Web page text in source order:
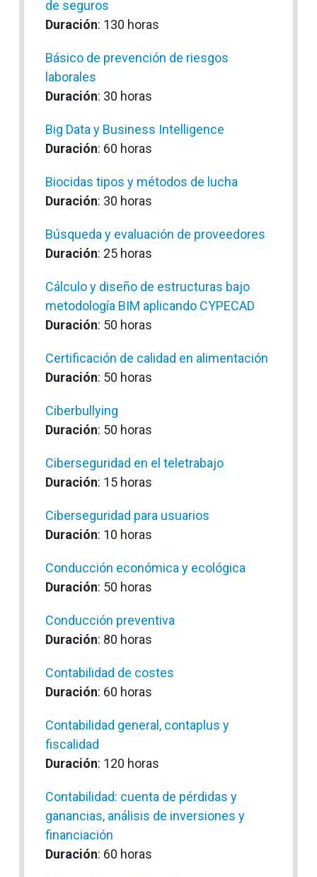
de seguros
Duración: 130 horas
Básico de prevención de riesgos
laborales
Duración: 30 horas
Big Data y Business Intelligence
Duración: 60 horas
Biocidas tipos y métodos de lucha
Duración: 30 horas
Búsqueda y evaluación de proveedores
Duración: 25 horas
Cálculo y diseño de estructuras bajo
metodología BIM aplicando CYPECAD
Duración: 50 horas
Certificación de calidad en alimentación
Duración: 50 horas
Ciberbullying
Duración: 50 horas
Ciberseguridad en el teletrabajo
Duración: 15 horas
Ciberseguridad para usuarios
Duración: 10 horas
Conducción económica y ecológica
Duración: 50 horas
Conducción preventiva
Duración: 80 horas
Contabilidad de costes
Duración: 60 horas
Contabilidad general, contaplus y
fiscalidad
Duración: 120 horas
Contabilidad: cuenta de pérdidas y
ganancias, análisis de inversiones y
financiación
Duración: 60 horas